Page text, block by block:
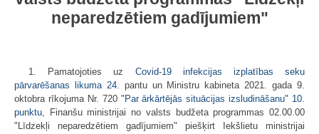
neparedzētiem gadījumiem"
1. Pamatojoties uz Covid-19 infekcijas izplatības seku
pārvarēšanas likuma 24.
pantu un Ministru kabineta 2021. gada 9.
oktobra rīkojuma Nr. 720 " Par ārkārtējās situācijas izsludināšanu" 10.
punktu , Finanšu ministrijai no valsts budžeta programmas 02.00.00
"Līdzekļi neparedzētiem gadījumiem" piešķirt Iekšlietu ministrijai